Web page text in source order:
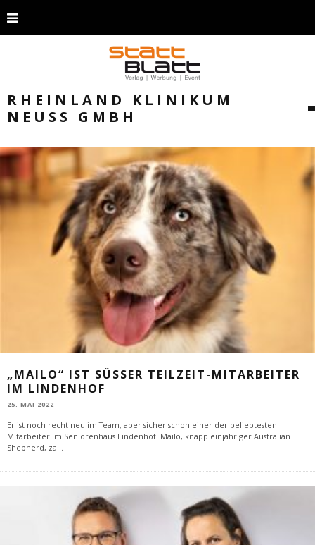
RHEINLAND KLINIKUM
NEUSS GMBH
„MAILO“ IST SÜSSER TEILZEIT-MITARBEITER I
M LINDENHOF
25. MAI 2022
Er ist noch recht neu im Team, aber sicher schon einer der beliebtesten
Mitarbeiter im Seniorenhaus Lindenhof: Mailo, knapp einjähriger Australian
Shepherd, za...